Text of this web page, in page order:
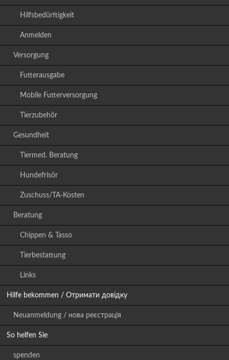
Hilfsbedürftigkeit
Anmelden
Versorgung
Futterausgabe
Mobile Futterversorgung
Tierzubehör
Gesundheit
Tiermed. Beratung
Hundefrisör
Zuschuss/TA-Kosten
Beratung
Chippen & Tasso
Tierbestattung
Links
Hilfe bekommen / Отримати довідку
Neuanmeldung / нова реєстрація
So helfen Sie
spenden